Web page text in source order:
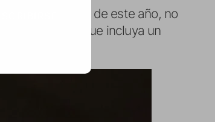
en
de este año, no
de que incluya un